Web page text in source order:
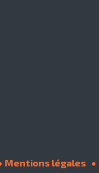
Mentions légales